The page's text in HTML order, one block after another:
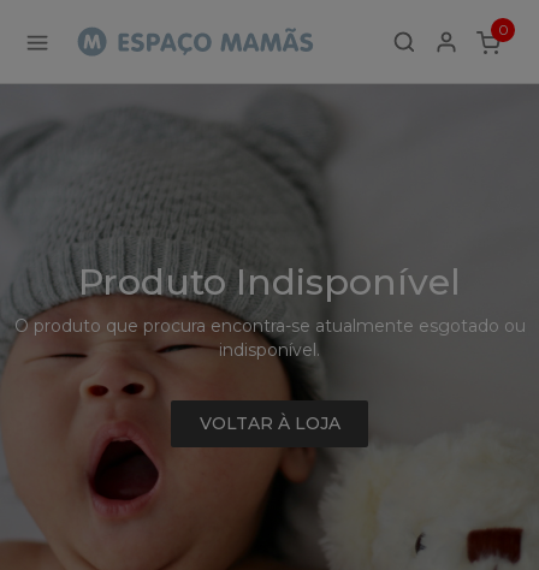
Detalhe
de
Produto
-
Produto
0
ITEMS
Produto Indisponível
O produto que procura encontra-se atualmente esgotado ou
indisponível.
VOLTAR À LOJA